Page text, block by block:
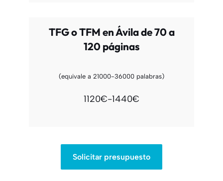
TFG o TFM en Ávila de 70 a
120 páginas
(equivale a 21000-36000 palabras)
1120€-1440€
Solicitar presupuesto